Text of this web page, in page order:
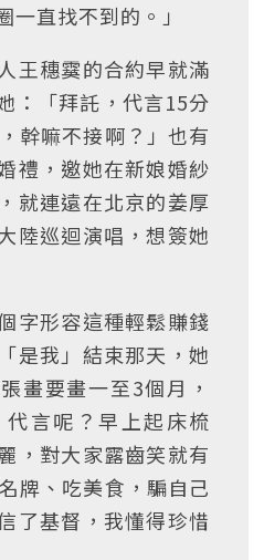
一直找不到的。」
王穗霙的合約早就滿
：「拜託，代言15分
幹嘛不接啊？」也有
禮，邀她在新娘婚紗
就連遠在北京的姜厚
陸巡迴演唱，想簽她
字形容這種輕鬆賺錢
是我」結束那天，她
畫要畫一至3個月，
言呢？早上起床梳
，對大家露齒笑就有
牌、吃美食，騙自己
了基督，我懂得珍惜